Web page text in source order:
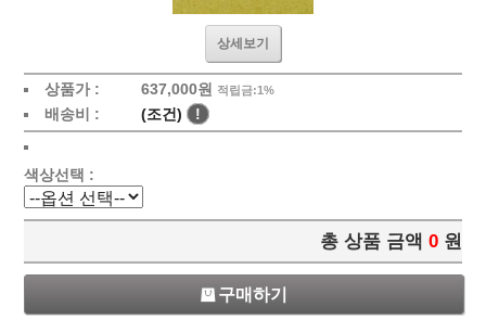
상세보기
상품가 : 637,000원 적립금:1%
배송비 : (조건) !
색상선택 :
총 상품 금액 0 원
구매하기